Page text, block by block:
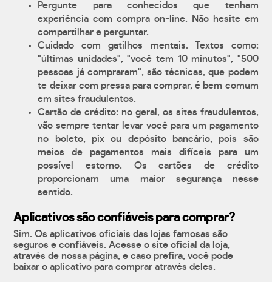
Pergunte para conhecidos que tenham
experiência com compra on-line. Não hesite em
compartilhar e perguntar.
Cuidado com gatilhos mentais. Textos como:
"últimas unidades", "você tem 10 minutos", "500
pessoas já compraram", são técnicas, que podem
te deixar com pressa para comprar, é bem comum
em sites fraudulentos.
Cartão de crédito: no geral, os sites fraudulentos,
vão sempre tentar levar você para um pagamento
no boleto, pix ou depósito bancário, pois são
meios de pagamentos mais difíceis para um
possível estorno. Os cartões de crédito
proporcionam uma maior segurança nesse
sentido.
Aplicativos são confiáveis para comprar?
Sim. Os aplicativos oficiais das lojas famosas são
seguros e confiáveis. Acesse o site oficial da loja,
através de nossa página, e caso prefira, você pode
baixar o aplicativo para comprar através deles.